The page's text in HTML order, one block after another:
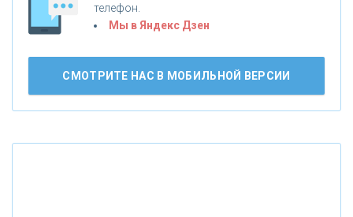
«БАНК ВОЗРОЖДЕНИЕ»
АО «КРЕДИТ ЕВРОПА БАНК»
Банки.ру обновил логотип впервые за 19 лет -
телефон.
Мы в Яндекс Дзен
СМОТРИТЕ НАС В МОБИЛЬНОЙ ВЕРСИИ